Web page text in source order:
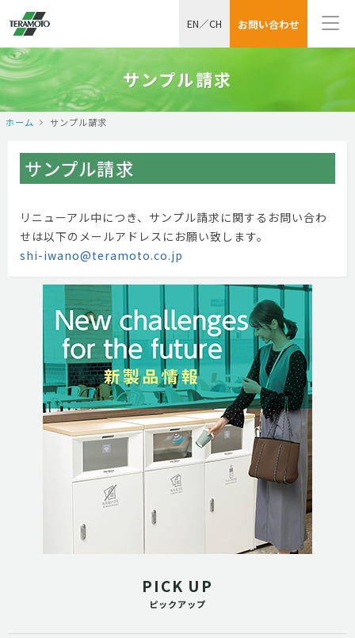
お問い合わせ
EN／CH
サンプル請求
ホーム サンプル請求
サンプル請求
リニューアル中につき、サンプル請求に関するお問い合わ
せは以下のメールアドレスにお願い致します。
shi-iwano@teramoto.co.jp
PICK UP
ピックアップ